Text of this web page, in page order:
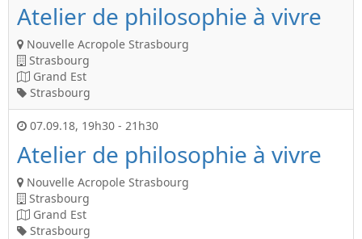
Atelier de philosophie à vivre
Nouvelle Acropole Strasbourg
Strasbourg
Grand Est
Strasbourg
07.09.18, 19h30 - 21h30
Atelier de philosophie à vivre
Nouvelle Acropole Strasbourg
Strasbourg
Grand Est
Strasbourg